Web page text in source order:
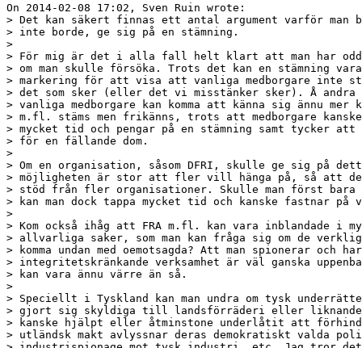
On 2014-02-08 17:02, Sven Ruin wrote:
> Det kan säkert finnas ett antal argument varför man
> inte borde, ge sig på en stämning.
>
> För mig är det i alla fall helt klart att man har
> om man skulle försöka. Trots det kan en stämning
> markering för att visa att vanliga medborgare inte
> det som sker (eller det vi misstänker sker). Å andra
> vanliga medborgare kan komma att känna sig ännu mer
> m.fl. stäms men frikänns, trots att medborgare
> mycket tid och pengar på en stämning samt tycker
> för en fällande dom.
>
> Om en organisation, såsom DFRI, skulle ge sig på
> möjligheten är stor att fler vill hänga på, så att
> stöd från fler organisationer. Skulle man först bara
> kan man dock tappa mycket tid och kanske fastnar på
>
> Kom också ihåg att FRA m.fl. kan vara inblandade i
> allvarliga saker, som man kan fråga sig om de
> komma undan med oemotsagda? Att man spionerar och har
> integritetskränkande verksamhet är väl ganska
> kan vara ännu värre än så.
>
> Speciellt i Tyskland kan man undra om tysk
> gjort sig skyldiga till landsförräderi eller
> kanske hjälpt eller åtminstone underlåtit att
> utländsk makt avlyssnar deras demokratiskt valda